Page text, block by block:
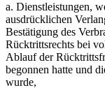
a. Dienstleistungen,
ausdrücklichen
Bestätigung des
Rücktrittsrechts bei
Ablauf der
begonnen hatte und
wurde,